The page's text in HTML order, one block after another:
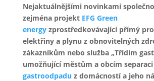
Nejaktuálnějšími novinkami
zejména projekt EFG Green
energyzprostředkovávající přímý
elektřiny a plynu z obnovitelných
zákazníkům nebo služba „Třídím
umožňující městům a obcím separaci
gastroodpadu z domácností a jeho